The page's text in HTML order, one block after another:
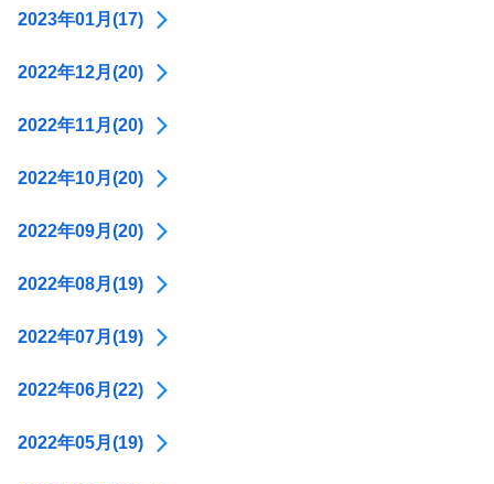
2023年01月(17)
2022年12月(20)
2022年11月(20)
2022年10月(20)
2022年09月(20)
2022年08月(19)
2022年07月(19)
2022年06月(22)
2022年05月(19)